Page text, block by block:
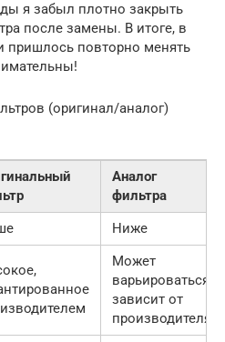
я забыл плотно закрыть
после замены. В итоге, в
пришлось повторно менять
(оригинал/аналог)
Аналог
фильтра
Ниже
Может
варьироваться,
зависит от
производителя